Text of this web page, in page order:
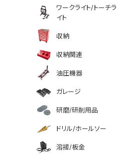
ワークライト/トーチラ
イト
収納
収納関連
油圧機器
ガレージ
研磨/研削用品
ドリル/ホールソー
溶接/板金